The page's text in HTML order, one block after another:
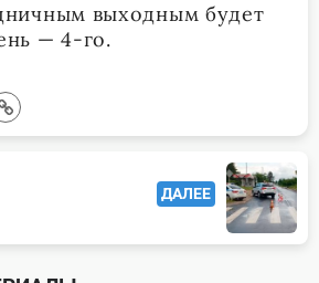
выходным будет
— 4-го.
ДАЛЕЕ